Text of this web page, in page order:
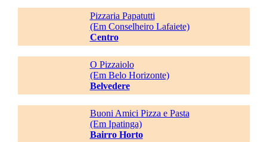
Pizzaria Papatutti
(Em Conselheiro Lafaiete)
Centro
O Pizzaiolo
(Em Belo Horizonte)
Belvedere
Buoni Amici Pizza e Pasta
(Em Ipatinga)
Bairro Horto